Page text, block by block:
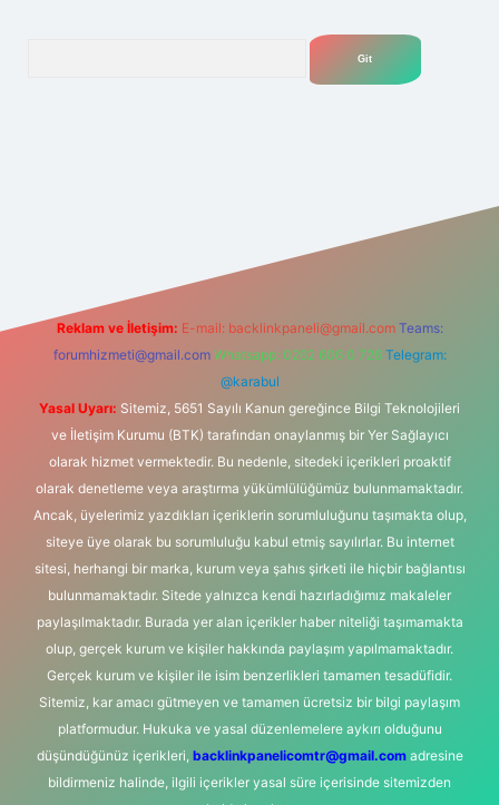
Reklam ve İletişim: E-mail: backlinkpaneli@gmail.com Teams:
forumhizmeti@gmail.com Whatsapp: 0262 606 0 726 Telegram:
@karabul
Yasal Uyarı: Sitemiz, 5651 Sayılı Kanun gereğince Bilgi Teknolojileri
ve İletişim Kurumu (BTK) tarafından onaylanmış bir Yer Sağlayıcı
olarak hizmet vermektedir. Bu nedenle, sitedeki içerikleri proaktif
olarak denetleme veya araştırma yükümlülüğümüz bulunmamaktadır.
Ancak, üyelerimiz yazdıkları içeriklerin sorumluluğunu taşımakta olup,
siteye üye olarak bu sorumluluğu kabul etmiş sayılırlar. Bu internet
sitesi, herhangi bir marka, kurum veya şahıs şirketi ile hiçbir bağlantısı
bulunmamaktadır. Sitede yalnızca kendi hazırladığımız makaleler
paylaşılmaktadır. Burada yer alan içerikler haber niteliği taşımamakta
olup, gerçek kurum ve kişiler hakkında paylaşım yapılmamaktadır.
Gerçek kurum ve kişiler ile isim benzerlikleri tamamen tesadüfidir.
Sitemiz, kar amacı gütmeyen ve tamamen ücretsiz bir bilgi paylaşım
platformudur. Hukuka ve yasal düzenlemelere aykırı olduğunu
düşündüğünüz içerikleri, backlinkpanelicomtr@gmail.comadresine
bildirmeniz halinde, ilgili içerikler yasal süre içerisinde sitemizden